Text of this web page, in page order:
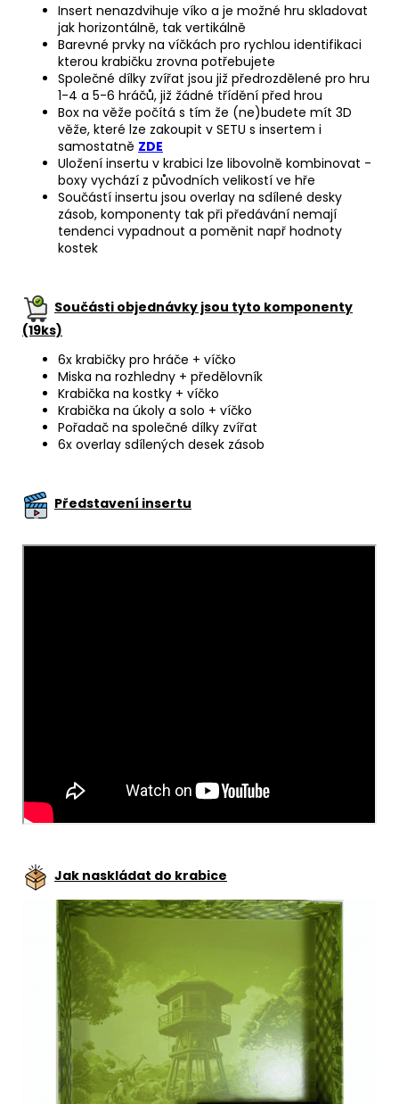
Insert nenazdvihuje víko a je možné hru skladovat
jak horizontálně, tak vertikálně
Barevné prvky na víčkách pro rychlou identifikaci
kterou krabičku zrovna potřebujete
Společné dílky zvířat jsou již předrozdělené pro hru
1-4 a 5-6 hráčů, již žádné třídění před hrou
Box na věže počítá s tím že (ne)budete mít 3D
věže, které lze zakoupit v SETU s insertem i
samostatně ZDE
Uložení insertu v krabici lze libovolně kombinovat -
boxy vychází z původních velikostí ve hře
Součástí insertu jsou overlay na sdílené desky
zásob, komponenty tak při předávání nemají
tendenci vypadnout a poměnit např hodnoty
kostek
Součásti objednávky jsou tyto komponenty
(19ks)
6x krabičky pro hráče + víčko
Miska na rozhledny + předělovník
Krabička na kostky + víčko
Krabička na úkoly a solo + víčko
Pořadač na společné dílky zvířat
6x overlay sdílených desek zásob
Představení insertu
Jak naskládat do krabice